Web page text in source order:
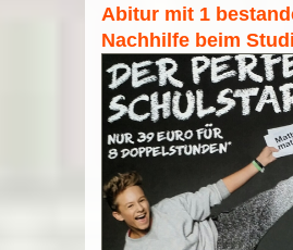
Abitur mit 1
Nachhilfe beim